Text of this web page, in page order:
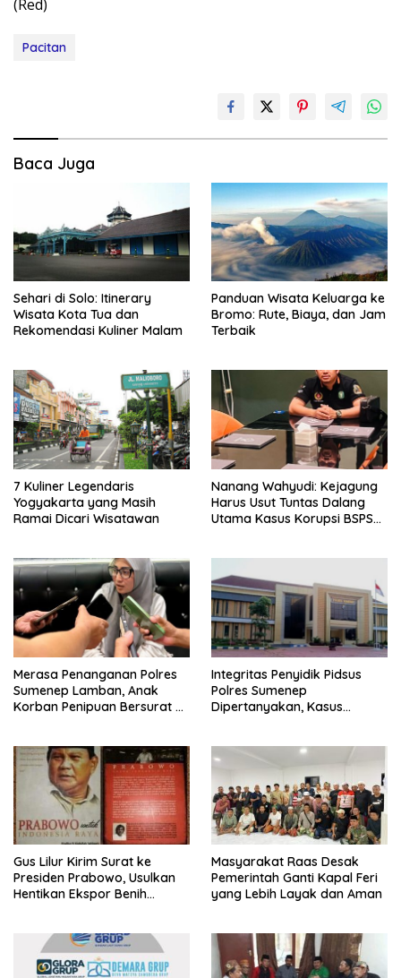
(Red)
Pacitan
Baca Juga
Sehari di Solo: Itinerary
Wisata Kota Tua dan
Rekomendasi Kuliner Malam
Panduan Wisata Keluarga ke
Bromo: Rute, Biaya, dan Jam
Terbaik
7 Kuliner Legendaris
Yogyakarta yang Masih
Ramai Dicari Wisatawan
Nanang Wahyudi: Kejagung
Harus Usut Tuntas Dalang
Utama Kasus Korupsi BSPS
Merasa Penanganan Polres
Sumenep Lamban, Anak
Korban Penipuan Bersurat ke
Integritas Penyidik Pidsus
Polres Sumenep
Dipertanyakan, Kasus
Kepastian
Gus Lilur Kirim Surat ke
Presiden Prabowo, Usulkan
Hentikan Ekspor Benih
Masyarakat Raas Desak
Pemerintah Ganti Kapal Feri
yang Lebih Layak dan Aman